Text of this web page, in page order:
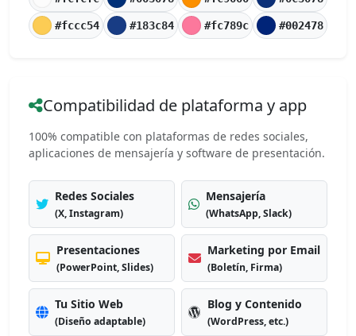
#fccc54 #183c84 #fc789c #002478
Compatibilidad de plataforma y app
100% compatible con plataformas de redes sociales,
aplicaciones de mensajería y software de presentación.
Redes Sociales
(X, Instagram)
Mensajería
(WhatsApp, Slack)
Presentaciones
(PowerPoint, Slides)
Marketing por Email
(Boletín, Firma)
Tu Sitio Web
(Diseño adaptable)
Blog y Contenido
(WordPress, etc.)